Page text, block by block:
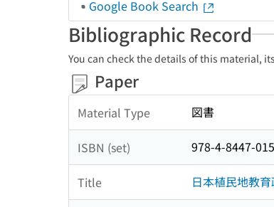
Google Book Search
Bibliographic Record
You can check the details of this material,
Paper
Material Type 図書
ISBN (set) 978-4-8447-
Title 日本植民地教